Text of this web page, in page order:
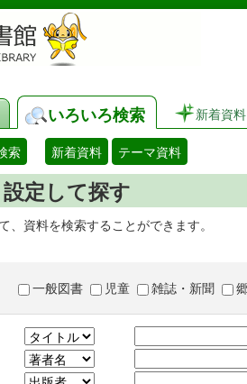
いろいろ検索 新着資料
索 新着資料 テーマ資料
定して探す
、資料を検索することができます。
一般図書 児童 雑誌・新聞